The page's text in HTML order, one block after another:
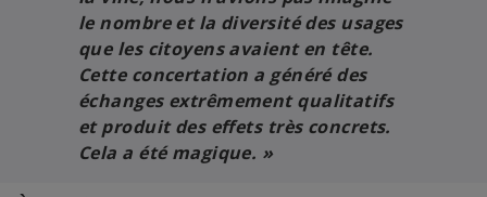
le nombre et la diversité des usages
que les citoyens avaient en tête.
Cette concertation a généré des
échanges extrêmement qualitatifs
et produit des effets très concrets.
Cela a été magique. »